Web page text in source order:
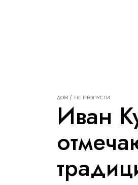
ДОМ НЕ ПРОПУСТИ
Иван